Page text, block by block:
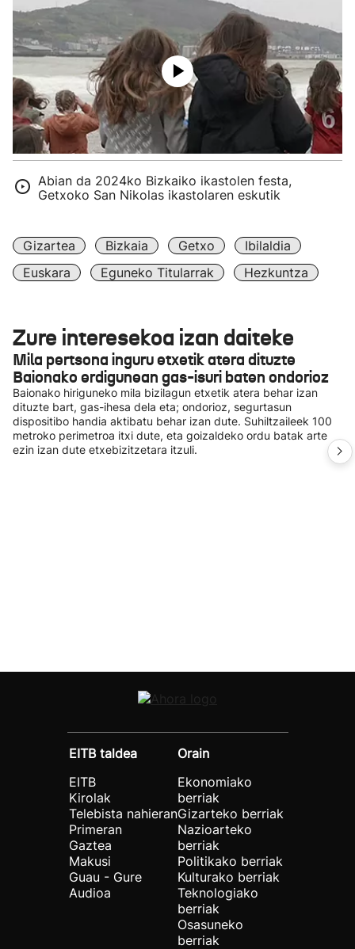
Abian da 2024ko Bizkaiko ikastolen festa,
Getxoko San Nikolas ikastolaren eskutik
Gizartea Bizkaia Getxo
Ibilaldia
Euskara
Eguneko Titularrak Hezkuntza
Zure interesekoa izan daiteke
Mila pertsona inguru etxetik atera dituzte
Baionako erdigunean gas-isuri baten ondorioz
Baionako hiriguneko mila bizilagun etxetik atera behar izan
dituzte bart, gas-ihesa dela eta; ondorioz, segurtasun
dispositibo handia aktibatu behar izan dute. Suhiltzaileek 100
metroko perimetroa itxi dute, eta goizaldeko ordu batak arte
ezin izan dute etxebizitzetara itzuli.
EITB taldea
EITB
Kirolak
Telebista nahieran
Primeran
Gaztea
Makusi
Guau - Gure
Audioa
Orain
Ekonomiako
berriak
Gizarteko berriak
Nazioarteko
berriak
Politikako berriak
Kulturako berriak
Teknologiako
berriak
Osasuneko
berriak